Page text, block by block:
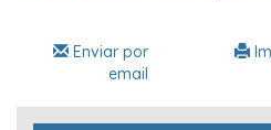
Enviar por
email